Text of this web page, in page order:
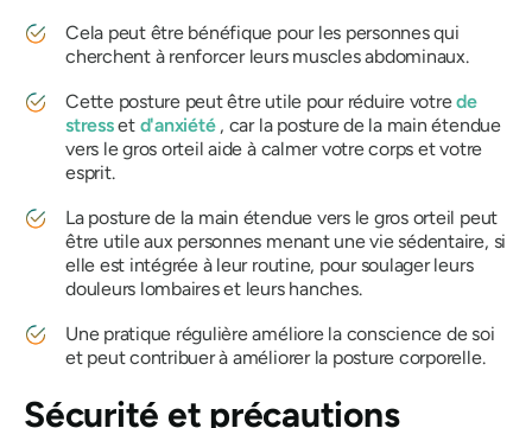
Cela peut être bénéfique pour les personnes qui
cherchent à renforcer leurs muscles abdominaux.
Cette posture peut être utile pour réduire votrede
stresset d'anxiété, car la posture de la main étendue
vers le gros orteil aide à calmer votre corps et votre
esprit.
La posture de la main étendue vers le gros orteil peut
être utile aux personnes menant une vie sédentaire, si
elle est intégrée à leur routine, pour soulager leurs
douleurs lombaires et leurs hanches.
Une pratique régulière améliore la conscience de soi
et peut contribuer à améliorer la posture corporelle.
Sécurité et précautions